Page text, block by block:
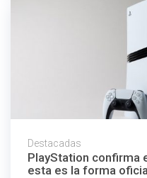
Destacadas
PlayStation confirma
esta es la forma